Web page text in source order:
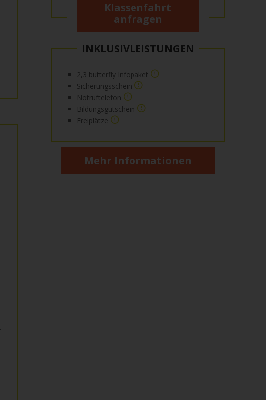
Klassenfahrt
anfragen
INKLUSIVLEISTUNGEN
2,3 butterfly Infopaket
Sicherungsschein
Notruftelefon
Bildungsgutschein
Freiplätze
Mehr Informationen